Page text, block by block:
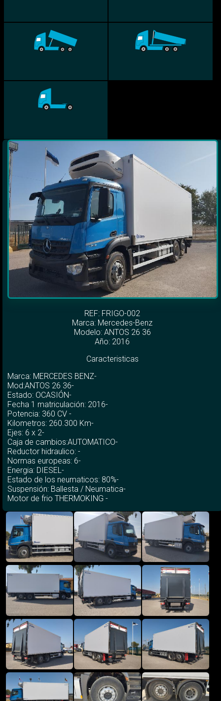
REF: FRIGO-002
Marca: Mercedes-Benz
Modelo: ANTOS 26 36
Año: 2016
Caracteristicas
Marca: MERCEDES BENZ-
Mod:ANTOS 26 36-
Estado: OCASIÓN-
Fecha 1 matriculación: 2016-
Potencia: 360 CV -
Kilometros: 260.300 Km-
Ejes: 6 x 2-
Caja de cambios:AUTOMATICO-
Reductor hidraulico: -
Normas europeas: 6-
Energia: DIESEL-
Estado de los neumaticos: 80%-
Suspensión: Ballesta / Neumatica-
Motor de frio THERMOKING -